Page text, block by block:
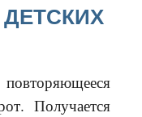
Получается